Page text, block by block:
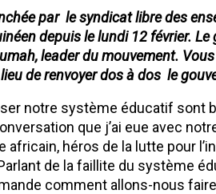
par le syndicat libre des
depuis le lundi 12 février.
leader du mouvement.
de renvoyer dos à dos le
notre système éducatif sont
que j’ai eue avec
africain, héros de la lutte pour
de la faillite du système
comment allons-nous